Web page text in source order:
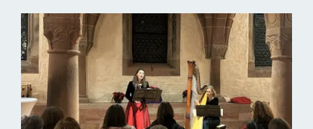
Zeige
grösseres
Bild